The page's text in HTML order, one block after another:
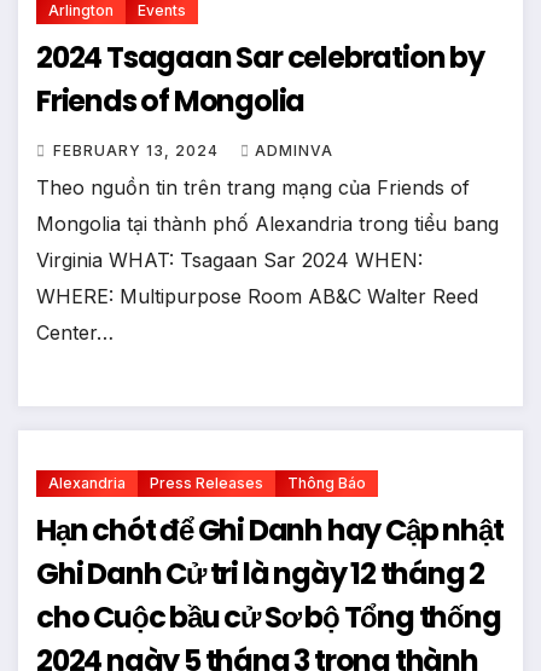
Arlington Events
2024 Tsagaan Sar celebration by
Friends of Mongolia
FEBRUARY 13, 2024 ADMINVA
Theo nguồn tin trên trang mạng của Friends of
Mongolia tại thành phố Alexandria trong tiểu bang
Virginia WHAT: Tsagaan Sar 2024 WHEN:
WHERE: Multipurpose Room AB&C Walter Reed
Center…
Alexandria Press Releases Thông Báo
Hạn chót để Ghi Danh hay Cập nhật
Ghi Danh Cử tri là ngày 12 tháng 2
cho Cuộc bầu cử Sơ bộ Tổng thống
2024 ngày 5 tháng 3 trong thành